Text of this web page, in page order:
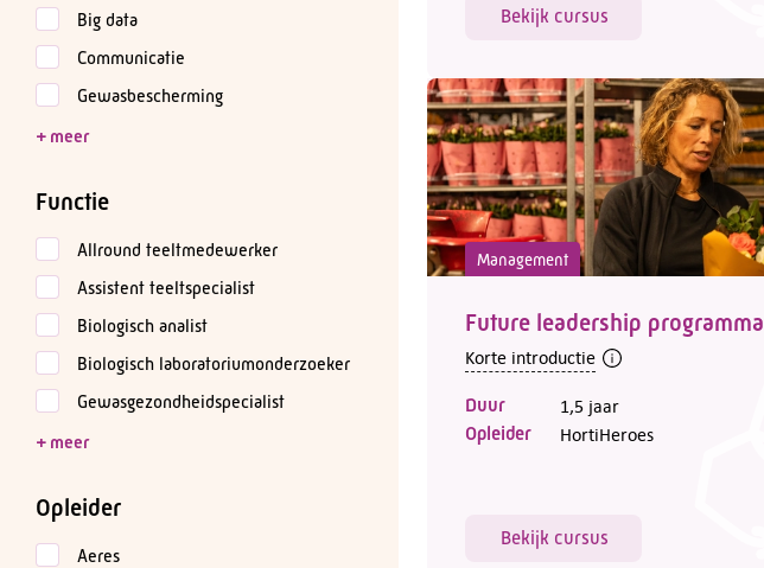
Big data
Communicatie
Gewasbescherming
Functie
Allround teeltmedewerker
Assistent teeltspecialist
Biologisch analist
Biologisch laboratoriumonderzoeker
Gewasgezondheidspecialist
Opleider
Aeres
Bekijk cursus
Management
Future leadership programma
Korte introductie
Duur 1,5 jaar
Opleider HortiHeroes
Bekijk cursus